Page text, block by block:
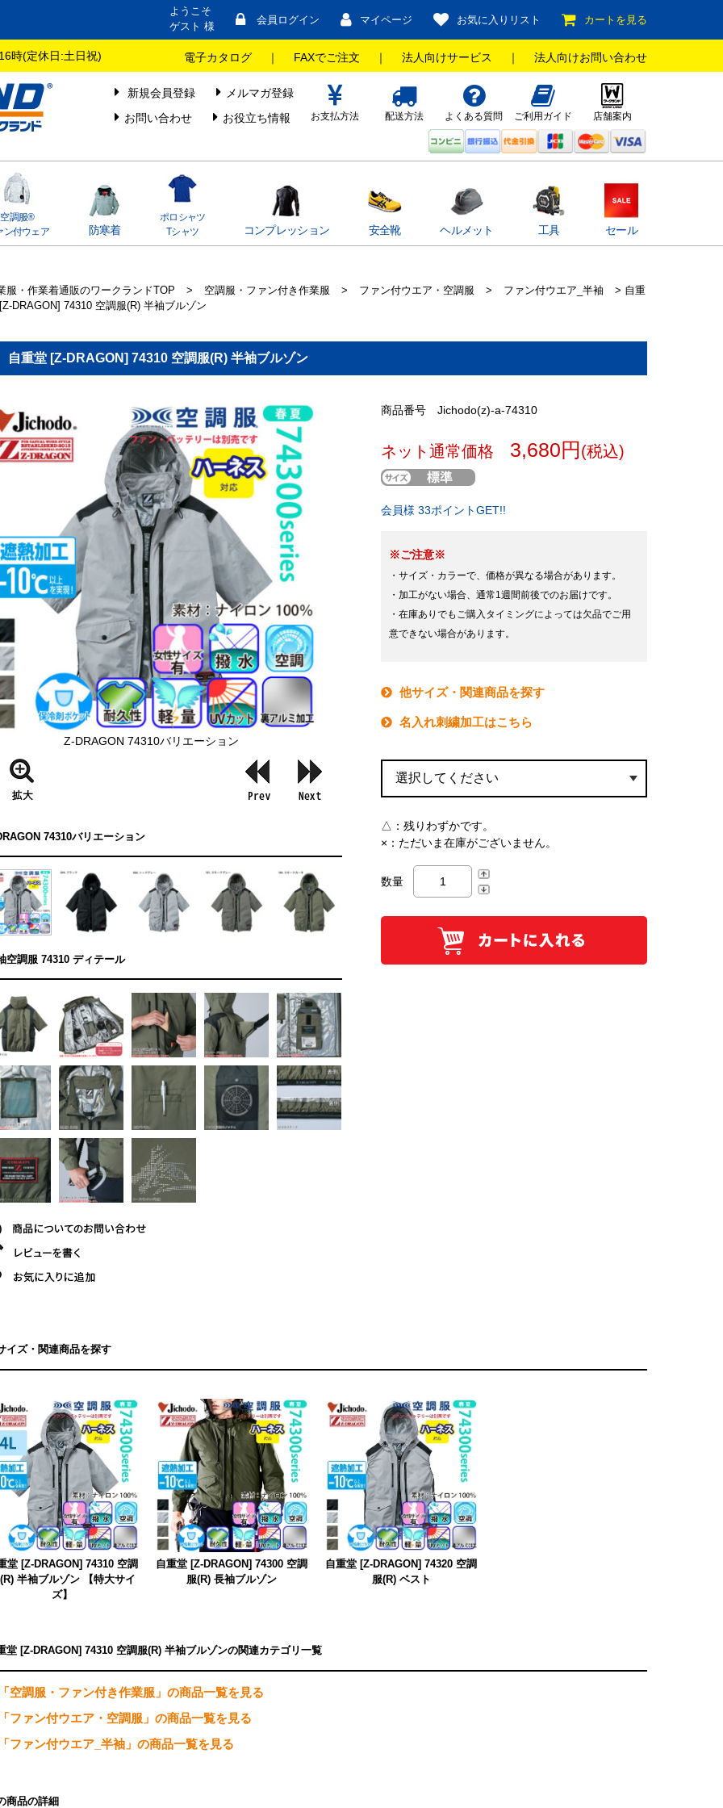
ようこそ
ゲスト 様
会員ログイン マイページ お気に入りリスト カートを見る
時(定休日:土日祝) 電子カタログ ｜ FAXでご注文 ｜ 法人向けサービス ｜ 法人向けお問い合わせ
新規会員登録
メルマガ登録
お問い合わせ
お役立ち情報 お支払方法 配送方法 よくある質問 ご利用ガイド 店舗案内
空調服®
ン付ウェア
防寒着
ポロシャツ
Tシャツ
コンプレッション 安全靴 ヘルメット 工具 セール
服・作業着通販のワークランドTOP > 空調服・ファン付き作業服 > ファン付ウエア・空調服 > ファン付ウエア_半袖
> 自重
DRAGON] 74310 空調服(R) 半袖ブルゾン
自重堂 [Z-DRAGON] 74310 空調服(R) 半袖ブルゾン
商品番号 Jichodo(z)-a-74310
ネット通常価格 3,680円 (税込)
会員様 33ポイントGET!!
※ご注意※
・サイズ・カラーで、価格が異なる場合があります。
・加工がない場合、通常1週間前後でのお届けです。
・在庫ありでもご購入タイミングによっては欠品でご用
意できない場合があります。
他サイズ・関連商品を探す
名入れ刺繍加工はこちら
△： 残りわずかです。
×： ただいま在庫がございません。
数量
Z-DRAGON 74310バリエーション
74310バリエーション
空調服 74310 ディテール
イズ・関連商品を探す
堂 [Z-DRAGON] 74310 空調
半袖ブルゾン 【特大サイ
ズ】
自重堂 [Z-DRAGON] 74300 空調
服(R) 長袖ブルゾン
自重堂 [Z-DRAGON] 74320 空調
服(R) ベスト
堂 [Z-DRAGON] 74310 空調服(R) 半袖ブルゾンの関連カテゴリ一覧
空調服・ファン付き作業服」の商品一覧を見る
ファン付ウエア・空調服」の商品一覧を見る
ファン付ウエア_半袖」の商品一覧を見る
商品の詳細